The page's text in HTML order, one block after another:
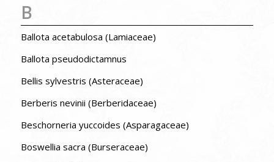
B
Ballota acetabulosa (Lamiaceae)
Ballota pseudodictamnus
Bellis sylvestris (Asteraceae)
Berberis nevinii (Berberidaceae)
Beschorneria yuccoides (Asparagaceae)
Boswellia sacra (Burseraceae)